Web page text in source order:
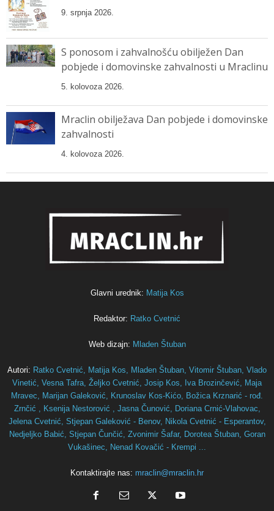
9. srpnja 2026.
S ponosom i zahvalnošću obilježen Dan
pobjede i domovinske zahvalnosti u Mraclinu
5. kolovoza 2026.
Mraclin obilježava Dan pobjede i domovinske
zahvalnosti
4. kolovoza 2026.
Glavni urednik: Matija Kos
Redaktor: Ratko Cvetnić
Web dizajn: Mladen Štuban
Autori: Ratko Cvetnić, Matija Kos, Mladen Štuban, Vitomir Štuban, Vlado
Vinetić, Vesna Tafra, Željko Cvetnić, Josip Kos, Iva Brozinčević,
Maja
Mravec, Marijan Galeković, Krunoslav Kos-Kićo, Božica Krznarić - rođ.
Zrnčić , Ksenija Nestorović , Jasna Čunović, Doriana Crnić-Vlahovac,
Jelena Cvetnić, Stjepan Galeković - Benov, Nikola Cvetnić - Esperantov,
Nedjeljko Babić, Stjepan Čunčić, Zvonimir Šafar, Dorotea Štuban, Goran
Vukašinec, Nenad Kovačić - Krempi ...
Kontaktirajte nas: mraclin@mraclin.hr